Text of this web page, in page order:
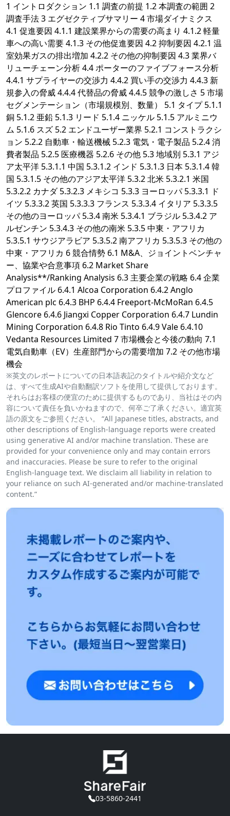
1 イントロダクション 1.1 調査の前提 1.2 本調査の範囲 2
調査手法 3 エグゼクティブサマリー 4 市場ダイナミクス
4.1 促進要因 4.1.1 建設業界からの需要の高まり 4.1.2 軽量
車への高い需要 4.1.3 その他促進要因 4.2 抑制要因 4.2.1 温
室効果ガスの排出増加 4.2.2 その他の抑制要因 4.3 業界バ
リューチェーン分析 4.4 ポーターのファイブフォース分析
4.4.1 サプライヤーの交渉力 4.4.2 買い手の交渉力 4.4.3 新
規参入の脅威 4.4.4 代替品の脅威 4.4.5 競争の激しさ 5 市場
セグメンテーション（市場規模別、数量） 5.1 タイプ 5.1.1
銅 5.1.2 亜鉛 5.1.3 リード 5.1.4 ニッケル 5.1.5 アルミニウ
ム 5.1.6 スズ 5.2 エンドユーザー業界 5.2.1 コンストラクシ
ョン 5.2.2 自動車・輸送機械 5.2.3 電気・電子製品 5.2.4 消
費者製品 5.2.5 医療機器 5.2.6 その他 5.3 地域別 5.3.1 アジ
ア太平洋 5.3.1.1 中国 5.3.1.2 インド 5.3.1.3 日本 5.3.1.4 韓
国 5.3.1.5 その他のアジア太平洋 5.3.2 北米 5.3.2.1 米国
5.3.2.2 カナダ 5.3.2.3 メキシコ 5.3.3 ヨーロッパ 5.3.3.1 ド
イツ 5.3.3.2 英国 5.3.3.3 フランス 5.3.3.4 イタリア 5.3.3.5
その他のヨーロッパ 5.3.4 南米 5.3.4.1 ブラジル 5.3.4.2 ア
ルゼンチン 5.3.4.3 その他の南米 5.3.5 中東・アフリカ
5.3.5.1 サウジアラビア 5.3.5.2 南アフリカ 5.3.5.3 その他の
中東・アフリカ 6 競合情勢 6.1 M&A、ジョイントベンチャ
ー、協業や合意事項 6.2 Market Share
Analysis**/Ranking Analysis 6.3 主要企業の戦略 6.4 企業
プロファイル 6.4.1 Alcoa Corporation 6.4.2 Anglo
American plc 6.4.3 BHP 6.4.4 Freeport-McMoRan 6.4.5
Glencore 6.4.6 Jiangxi Copper Corporation 6.4.7 Lundin
Mining Corporation 6.4.8 Rio Tinto 6.4.9 Vale 6.4.10
Vedanta Resources Limited 7 市場機会と今後の動向 7.1
電気自動車（EV）生産部門からの需要増加 7.2 その他市場
機会
※英文のレポートについての日本語表記のタイトルや紹介文など
は、すべて生成AIや自動翻訳ソフトを使用して提供しております。
それらはお客様の便宜のために提供するものであり、当社はその内
容について責任を負いかねますので、何卒ご了承ください。適宜英
語の原文をご参照ください。 “All Japanese titles, abstracts, and
other descriptions of English-language reports were created
using generative AI and/or machine translation. These are
provided for your convenience only and may contain errors
and inaccuracies. Please be sure to refer to the original
English-language text. We disclaim all liability in relation to
your reliance on such AI-generated and/or machine-translated
content.”
03-5860-2441